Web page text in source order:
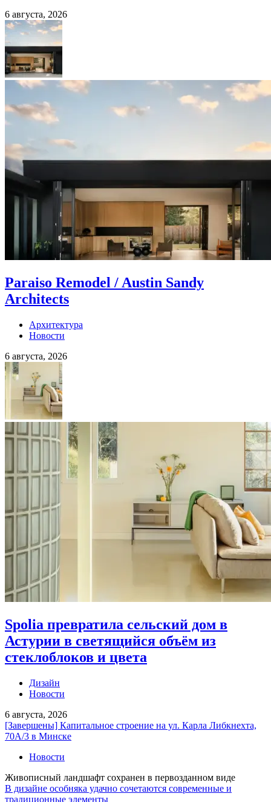
6 августа, 2026
Paraiso Remodel / Austin Sandy
Architects
Архитектура
Новости
6 августа, 2026
Spolia превратила сельский дом в
Астурии в светящийся объём из
стеклоблоков и цвета
Дизайн
Новости
6 августа, 2026
[Завершены] Капитальное строение на ул. Карла Либкнехта,
70А/3 в Минске
Новости
Живописный ландшафт сохранен в первозданном виде
В дизайне особняка удачно сочетаются современные и
традиционные элементы